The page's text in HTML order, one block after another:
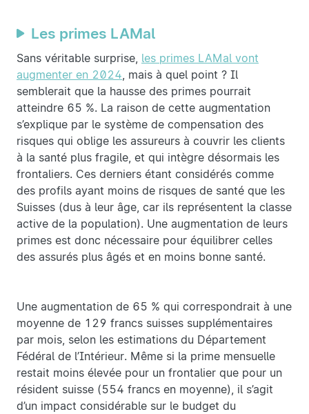
Les primes LAMal
Sans véritable surprise, les primes LAMal vont
augmenter en 2024, mais à quel point ? Il
semblerait que la hausse des primes pourrait
atteindre 65 %. La raison de cette augmentation
s’explique par le système de compensation des
risques qui oblige les assureurs à couvrir les clients
à la santé plus fragile, et qui intègre désormais les
frontaliers. Ces derniers étant considérés comme
des profils ayant moins de risques de santé que les
Suisses (dus à leur âge, car ils représentent la classe
active de la population). Une augmentation de leurs
primes est donc nécessaire pour équilibrer celles
des assurés plus âgés et en moins bonne santé.
Une augmentation de 65 % qui correspondrait à une
moyenne de 129 francs suisses supplémentaires
par mois, selon les estimations du Département
Fédéral de l’Intérieur. Même si la prime mensuelle
restait moins élevée pour un frontalier que pour un
résident suisse (554 francs en moyenne), il s’agit
d’un impact considérable sur le budget du